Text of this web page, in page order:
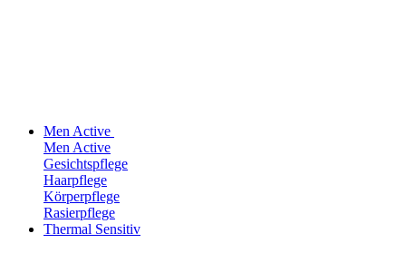
Men Active
Men Active
Gesichtspflege
Haarpflege
Körperpflege
Rasierpflege
Thermal Sensitiv